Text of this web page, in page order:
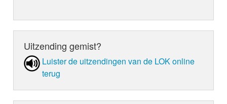
Uitzending gemist?
Luister de uit­zen­din­gen van de LOK online
terug